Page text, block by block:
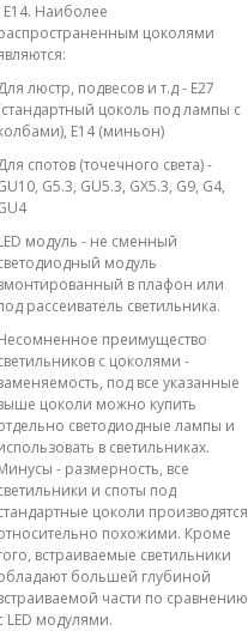
E14. Наиболее
цоколями
люстр, подвесов и т.д - E27
цоколь под лампы с
E14 (миньон)
спотов (точечного света) -
G5.3, GU5.3, GX5.3, G9, G4,
модуль - не сменный
модуль
в плафон или
рассеиватель светильника.
преимущество
с цоколями -
под все указанные
цоколи можно купить
светодиодные лампы и
в светильниках.
- размерность, все
и споты под
цоколи производятся
похожими. Кроме
встраиваемые светильники
большей глубиной
части по сравнению
LED модулями.